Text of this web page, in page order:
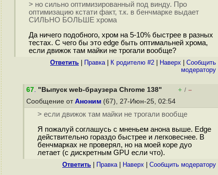
> но сильно оптимизированный под винду. Про
оптимизацию кстати факт, т.к. в бенчмарке выдает
СИЛЬНО БОЛЬШЕ хрома
Да ничего подобного, хром на 5-10% быстрее в разных
тестах. С чего бы это edge быть оптимальней хрома,
если движок там майки не трогали вообще?
Ответить Правка| К родителю #2 Наверх
Cообщить
модератору
67. "Выпуск web-браузера Chrome 138" + / –
Сообщение от Аноним (67), 27-Июн-25, 02:54
> если движок там майки не трогали вообще
Я пожалуй соглашусь с мненьем анона выше. Edge
действительно гораздо быстрее и легковеснее. В
бенчмарках не проверял, но на моей коре дуо
летает (с дискретным GPU если что).
Ответить Правка| Наверх Cообщить модератору